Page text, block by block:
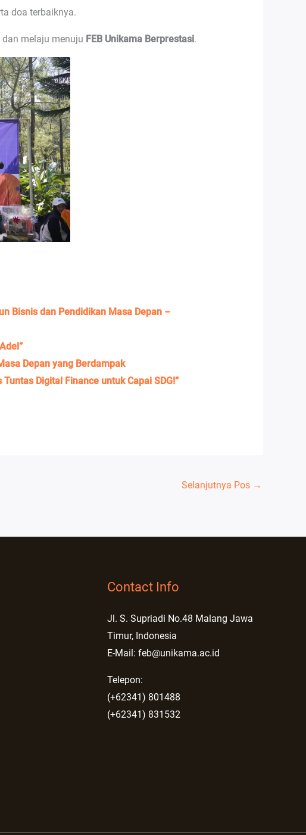
doa terbaiknya.
melaju menuju FEB Unikama Berprestasi.
Bisnis dan Pendidikan Masa Depan –
Depan yang Berdampak
Digital Finance untuk Capai SDG!”
Selanjutnya Pos →
Contact Info
Jl. S. Supriadi No.48 Malang Jawa
Timur, Indonesia
E-Mail: feb@unikama.ac.id
Telepon:
(+62341) 801488
(+62341) 831532